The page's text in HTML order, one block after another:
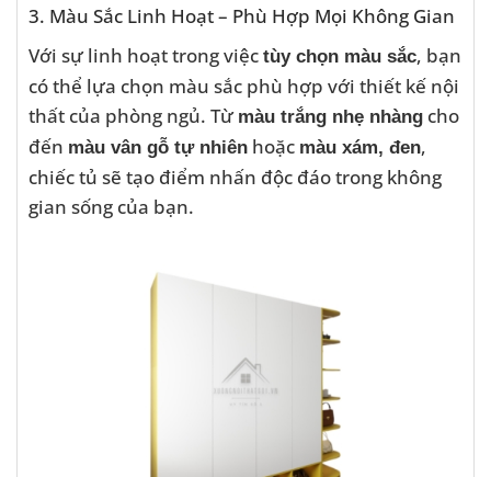
3. Màu Sắc Linh Hoạt – Phù Hợp Mọi Không Gian
Với sự linh hoạt trong việc tùy chọn màu sắc, bạn
có thể lựa chọn màu sắc phù hợp với thiết kế nội
thất của phòng ngủ. Từ màu trắng nhẹ nhàng cho
đến màu vân gỗ tự nhiên hoặc màu xám, đen,
chiếc tủ sẽ tạo điểm nhấn độc đáo trong không
gian sống của bạn.